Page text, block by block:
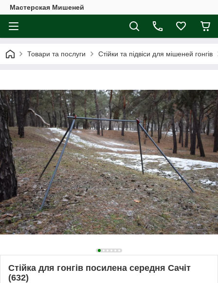
Мастерская Мишеней
Товари та послуги Стійки та підвіси для мішеней гонгів
Стійка для гонгів посилена середня Сачіт
(632)